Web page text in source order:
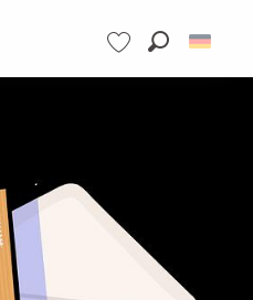
Voir les favoris